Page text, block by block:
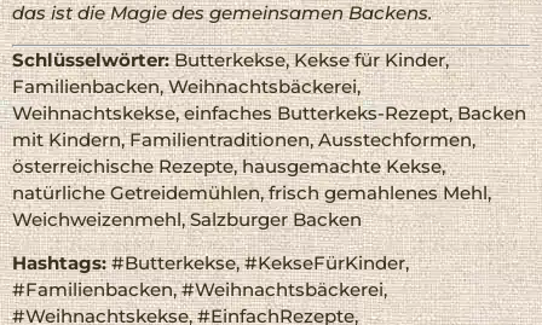
das ist die Magie des gemeinsamen Backens.
Schlüsselwörter:Butterkekse, Kekse für Kinder,
Familienbacken, Weihnachtsbäckerei,
Weihnachtskekse, einfaches Butterkeks-Rezept, Backen
mit Kindern, Familientraditionen, Ausstechformen,
österreichische Rezepte, hausgemachte Kekse,
natürliche Getreidemühlen, frisch gemahlenes Mehl,
Weichweizenmehl, Salzburger Backen
Hashtags:#Butterkekse, #KekseFürKinder,
#Familienbacken, #Weihnachtsbäckerei,
#Weihnachtskekse, #EinfachRezepte,